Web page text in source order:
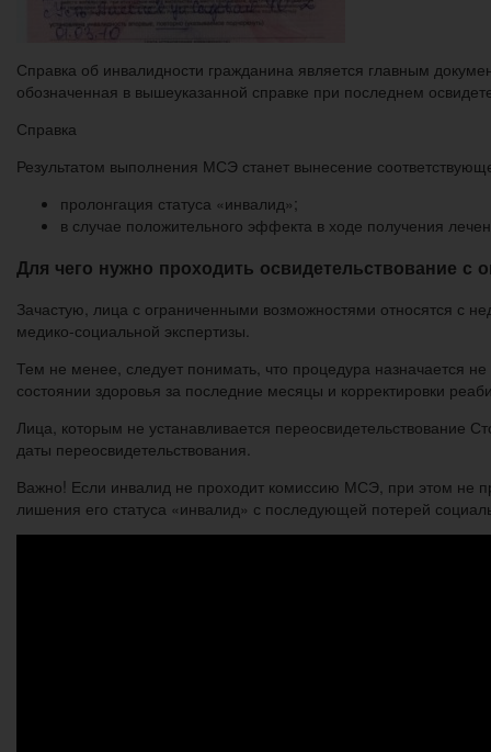
Справка об инвалидности гражданина является главным
обозначенная в вышеуказанной справке при последнем
Справка
Результатом выполнения МСЭ станет вынесение
пролонгация статуса «инвалид»;
в случае положительного эффекта в ходе получения
Для чего нужно проходить освидетельствование с
Зачастую, лица с ограниченными возможностями относятся с
медико-социальной экспертизы.
Тем не менее, следует понимать, что процедура назначается
состоянии здоровья за последние месяцы и корректировки
Лица, которым не устанавливается переосвидетельствование
даты переосвидетельствования.
Важно! Если инвалид не проходит комиссию МСЭ, при этом не
лишения его статуса «инвалид» с последующей потерей